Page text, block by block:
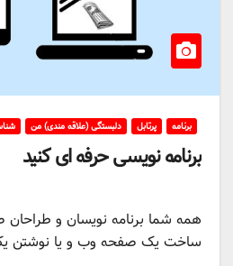
برنامه پرتابل دلبستگی (علاقه مندی) من
برنامه نویسی حرفه ای کنید
همه شما برنامه نویسان و
ساخت یک صفحه وب و یا نوشتن